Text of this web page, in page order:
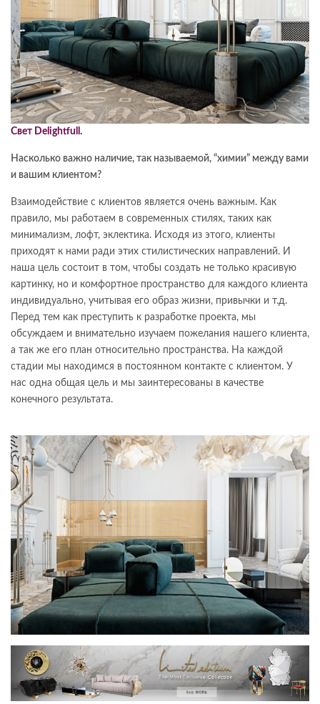
Свет Delightfull.
Насколько важно наличие, так называемой, “химии” между вами
и вашим клиентом?
Взаимодействие с клиентов является очень важным. Как
правило, мы работаем в современных стилях, таких как
минимализм, лофт, эклектика. Исходя из этого, клиенты
приходят к нами ради этих стилистических направлений. И
наша цель состоит в том, чтобы создать не только красивую
картинку, но и комфортное пространство для каждого клиента
индивидуально, учитывая его образ жизни, привычки и т.д.
Перед тем как преступить к разработке проекта, мы
обсуждаем и внимательно изучаем пожелания нашего клиента,
а так же его план относительно пространства. На каждой
стадии мы находимся в постоянном контакте с клиентом. У
нас одна общая цель и мы заинтересованы в качестве
конечного результата.